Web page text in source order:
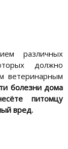
различных
должно
ветеринарным
болезни дома
питомцу
вред.